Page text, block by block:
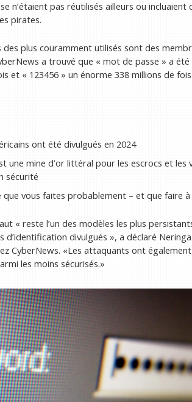
n’étaient pas réutilisés ailleurs ou incluaient
pirates.
plus couramment utilisés sont des
a trouvé que « mot de passe » a été
et « 123456 » un énorme 338 millions de
ont été divulgués en 2024
une mine d’or littéral pour les escrocs et les
sécurité
vous faites probablement – et que faire à
« reste l’un des modèles les plus
d’identification divulgués », a déclaré
CyberNews. «Les attaquants ont
les moins sécurisés.»